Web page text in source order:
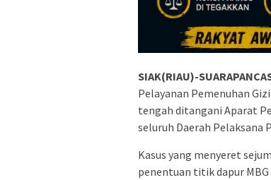
SIAK(RIAU)-
Pelayanan Pemenuhan
tengah ditangani Aparat
seluruh Daerah Pelaksana
Kasus yang menyeret
penentuan titik dapur